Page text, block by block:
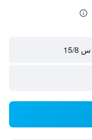
س 15/8